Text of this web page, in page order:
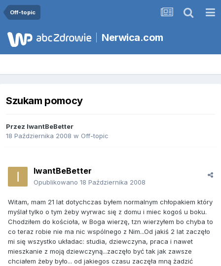
Off-topic
Nerwica.com
Szukam pomocy
Przez IwantBeBetter
18 Października 2008 w Off-topic
IwantBeBetter
Opublikowano 18 Października 2008
Witam, mam 21 lat dotychczas byłem normalnym chłopakiem który
myślał tylko o tym żeby wyrwac się z domu i miec kogoś u boku.
Chodziłem do kościoła, w Boga wierzę, tzn wierzyłem bo chyba to
co teraz robie nie ma nic wspólnego z Nim...Od jakiś 2 lat zaczęło
mi się wszystko układac: studia, dziewczyna, praca i nawet
mieszkanie z moją dziewczyną...zaczęło być tak jak zawsze
chciałem żeby było... od jakiegos czasu zaczęła mną żadzić